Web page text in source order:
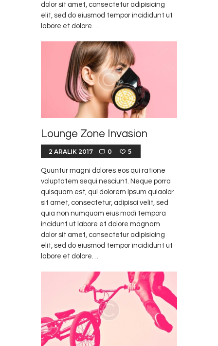
dolor sit amet, consectetur adipisicing
elit, sed do eiusmod tempor incididunt ut
labore et dolore…
Lounge Zone Invasion
2 ARALIK 2017 0 5
Quuntur magni dolores eos qui ratione
voluptatem sequi nesciunt. Neque porro
quisquam est, qui dolorem ipsum quiaolor
sit amet, consectetur, adipisci velit, sed
quia non numquam eius modi tempora
incidunt ut labore et dolore magnam
dolor sit amet, consectetur adipisicing
elit, sed do eiusmod tempor incididunt ut
labore et dolore…